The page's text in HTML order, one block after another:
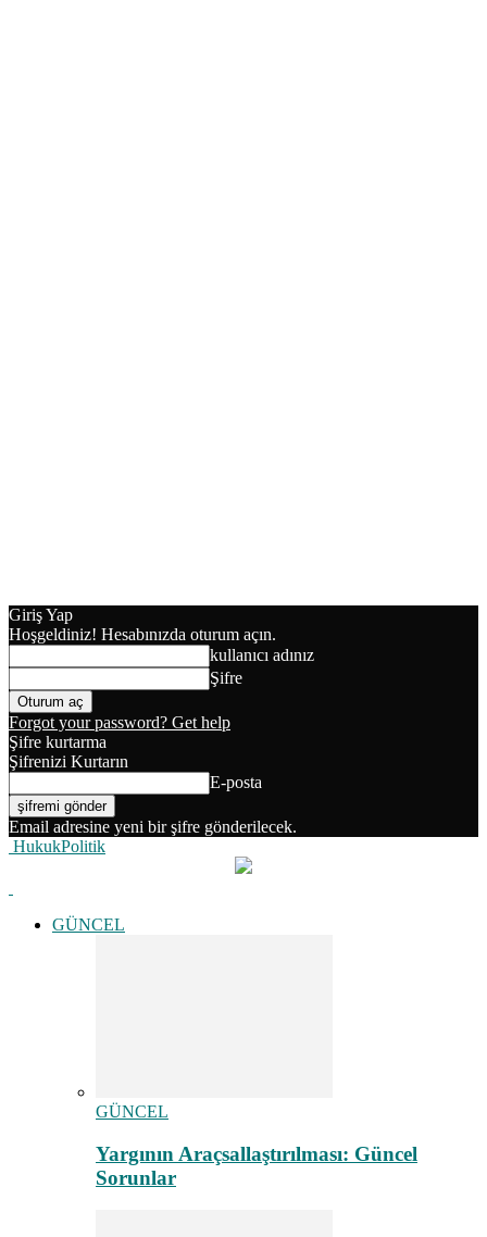
Giriş Yap
Hoşgeldiniz! Hesabınızda oturum açın.
kullanıcı adınız
Şifre
Forgot your password? Get help
Şifre kurtarma
Şifrenizi Kurtarın
E-posta
Email adresine yeni bir şifre gönderilecek.
HukukPolitik
GÜNCEL
GÜNCEL
Yargının Araçsallaştırılması: Güncel
Sorunlar